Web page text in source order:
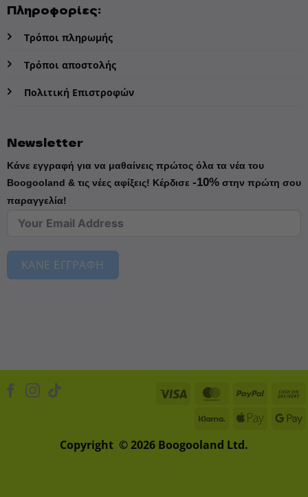
Πληροφορίες:
Τρόποι πληρωμής
Τρόποι αποστολής
Πολιτική Επιστροφών
Newsletter
Κάνε εγγραφή για να μαθαίνεις πρώτος όλα τα νέα του
Boogooland & τις νέες αφίξεις! Κέρδισε -10%στην πρώτη σου
παραγγελία!
ΚΑΝΕ ΕΓΓΡΑΦΗ
Copyright © 2026 Boogooland Ltd.
Visa MasterCard
PayPal
KlarnaApple